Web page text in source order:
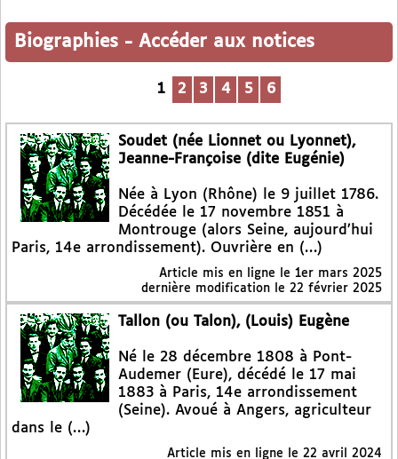
Biographies - Accéder aux notices
1 2 3 4 5 6
Soudet (née Lionnet ou Lyonnet),
Jeanne-Françoise (dite Eugénie)
Née à Lyon (Rhône) le 9 juillet 1786.
Décédée le 17 novembre 1851 à
Montrouge (alors Seine, aujourd’hui
Paris, 14e arrondissement). Ouvrière en (…)
Article mis en ligne le 1er mars 2025
dernière modification le 22 février 2025
Tallon (ou Talon), (Louis) Eugène
Né le 28 décembre 1808 à Pont-
Audemer (Eure), décédé le 17 mai
1883 à Paris, 14e arrondissement
(Seine). Avoué à Angers, agriculteur
dans le (…)
Article mis en ligne le 22 avril 2024